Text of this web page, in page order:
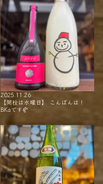
2025.11.26
【開栓は水曜日】 こんばんは！
BKaです🥐 …